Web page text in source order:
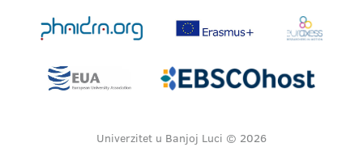
Univerzitet u Banjoj Luci © 2026